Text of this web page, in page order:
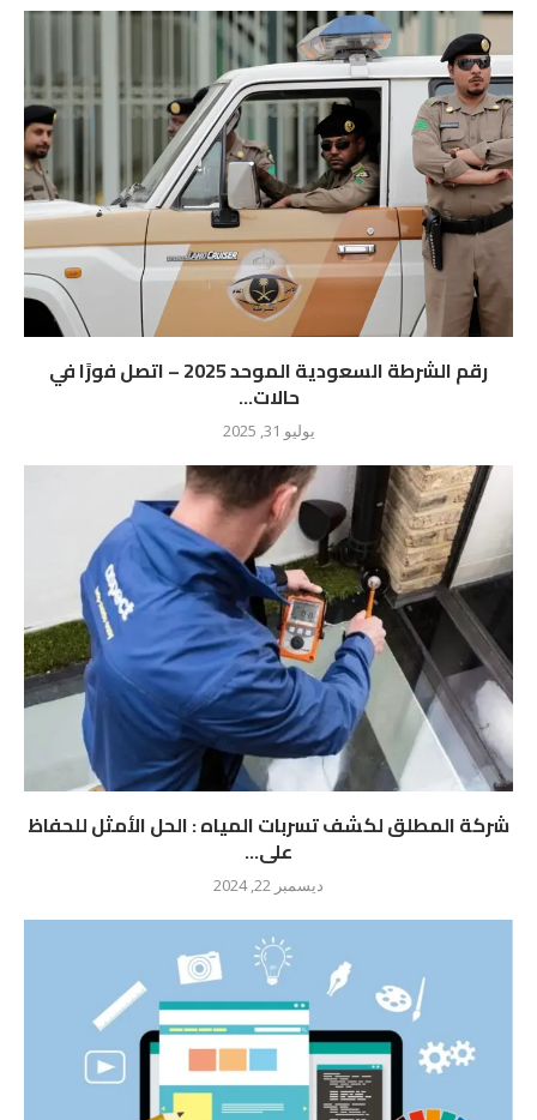
رقم الشرطة السعودية الموحد 2025 – اتصل فورًا في
حالات...
يوليو 31, 2025
شركة المطلق لكشف تسربات المياه : الحل الأمثل للحفاظ
على...
ديسمبر 22, 2024